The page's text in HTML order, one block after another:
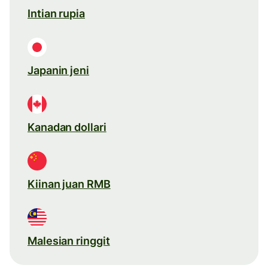
Intian rupia
Japanin jeni
Kanadan dollari
Kiinan juan RMB
Malesian ringgit